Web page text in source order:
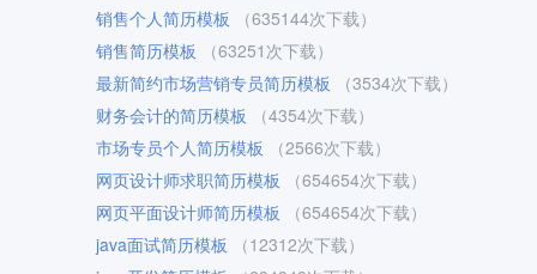
销售个人简历模板
（635144次下载）
销售简历模板
（63251次下载）
最新简约市场营销专员简历模板
（3534次下载）
财务会计的简历模板
（4354次下载）
市场专员个人简历模板
（2566次下载）
网页设计师求职简历模板
（654654次下载）
网页平面设计师简历模板
（654654次下载）
java面试简历模板
（12312次下载）